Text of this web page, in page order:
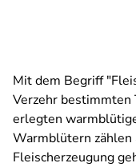
Mit dem Begriff
Verzehr bestimmten
erlegten
Warmblütern zählen
Fleischerzeugung